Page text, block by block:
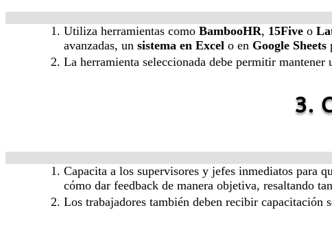
Utiliza herramientas como BambooHR, 15Five o
avanzadas, un sistema en Excel o en Google Sheets
La herramienta seleccionada debe permitir
3.
Capacita a los supervisores y jefes inmediatos para
cómo dar feedback de manera objetiva, resaltando
Los trabajadores también deben recibir